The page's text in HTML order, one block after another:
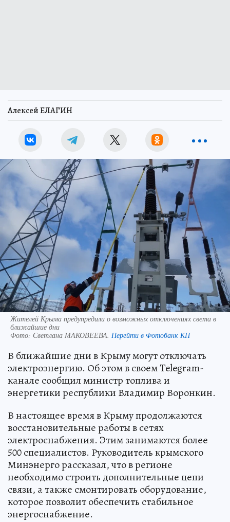
Алексей ЕЛАГИН
Жителей Крыма предупредили о возможных отключениях света в
ближайшие дни
Фото: Светлана МАКОВЕЕВА. Перейти в Фотобанк КП
В ближайшие дни в Крыму могут отключать
электроэнергию. Об этом в своем Telegram-
канале сообщил министр топлива и
энергетики республики Владимир Воронкин.
В настоящее время в Крыму продолжаются
восстановительные работы в сетях
электроснабжения. Этим занимаются более
500 специалистов. Руководитель крымского
Минэнерго рассказал, что в регионе
необходимо строить дополнительные цепи
связи, а также смонтировать оборудование,
которое позволит обеспечить стабильное
энергоснабжение.